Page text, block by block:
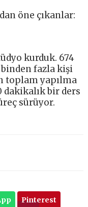
öne çıkanlar:
kurduk. 674
fazla kişi
toplam yapılma
bir ders
sürüyor.
Pinterest